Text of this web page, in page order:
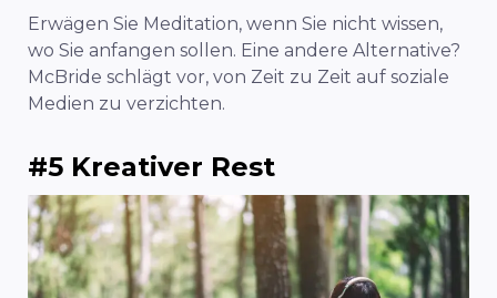
Erwägen Sie Meditation, wenn Sie nicht wissen,
wo Sie anfangen sollen. Eine andere Alternative?
McBride schlägt vor, von Zeit zu Zeit auf soziale
Medien zu verzichten.
#5 Kreativer Rest